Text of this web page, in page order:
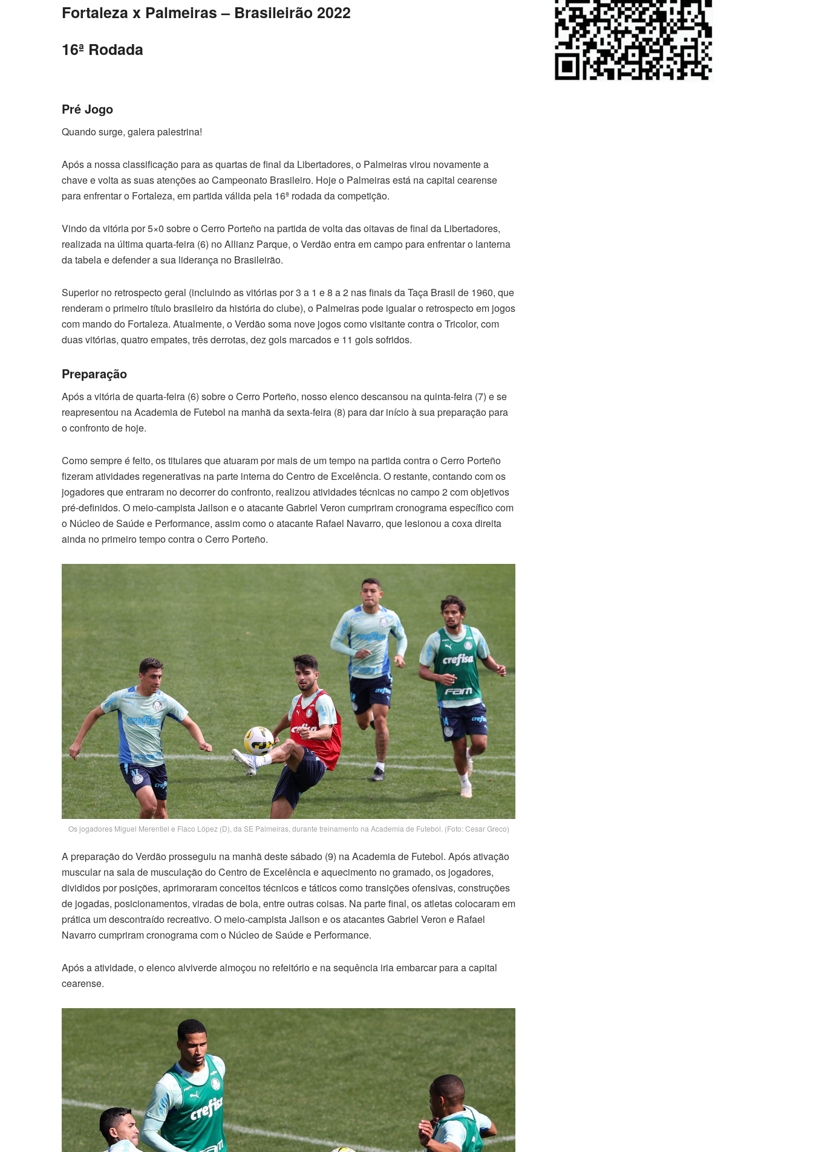
Fortaleza x Palmeiras – Brasileirão 2022
16ª Rodada
Pré Jogo
Quando surge, galera palestrina!
Após a nossa classificação para as quartas de final da Libertadores, o Palmeiras virou novamente a
chave e volta as suas atenções ao Campeonato Brasileiro. Hoje o Palmeiras está na capital cearense
para enfrentar o Fortaleza, em partida válida pela 16ª rodada da competição.
Vindo da vitória por 5×0 sobre o Cerro Porteño na partida de volta das oitavas de final da Libertadores,
realizada na última quarta-feira (6) no Allianz Parque, o Verdão entra em campo para enfrentar o lanterna
da tabela e defender a sua liderança no Brasileirão.
Superior no retrospecto geral (incluindo as vitórias por 3 a 1 e 8 a 2 nas finais da Taça Brasil de 1960, que
renderam o primeiro título brasileiro da história do clube), o Palmeiras pode igualar o retrospecto em jogos
com mando do Fortaleza. Atualmente, o Verdão soma nove jogos como visitante contra o Tricolor, com
duas vitórias, quatro empates, três derrotas, dez gols marcados e 11 gols sofridos.
Preparação
Após a vitória de quarta-feira (6) sobre o Cerro Porteño, nosso elenco descansou na quinta-feira (7) e se
reapresentou na Academia de Futebol na manhã da sexta-feira (8) para dar início à sua preparação para
o confronto de hoje.
Como sempre é feito, os titulares que atuaram por mais de um tempo na partida contra o Cerro Porteño
fizeram atividades regenerativas na parte interna do Centro de Excelência. O restante, contando com os
jogadores que entraram no decorrer do confronto, realizou atividades técnicas no campo 2 com objetivos
pré-definidos. O meio-campista Jailson e o atacante Gabriel Veron cumpriram cronograma específico com
o Núcleo de Saúde e Performance, assim como o atacante Rafael Navarro, que lesionou a coxa direita
ainda no primeiro tempo contra o Cerro Porteño.
Os jogadores Miguel Merentiel e Flaco López (D), da SE Palmeiras, durante treinamento na Academia de Futebol. (Foto: Cesar Greco)
A preparação do Verdão prosseguiu na manhã deste sábado (9) na Academia de Futebol. Após ativação
muscular na sala de musculação do Centro de Excelência e aquecimento no gramado, os jogadores,
divididos por posições, aprimoraram conceitos técnicos e táticos como transições ofensivas, construções
de jogadas, posicionamentos, viradas de bola, entre outras coisas. Na parte final, os atletas colocaram em
prática um descontraído recreativo. O meio-campista Jailson e os atacantes Gabriel Veron e Rafael
Navarro cumpriram cronograma com o Núcleo de Saúde e Performance.
Após a atividade, o elenco alviverde almoçou no refeitório e na sequência iria embarcar para a capital
cearense.